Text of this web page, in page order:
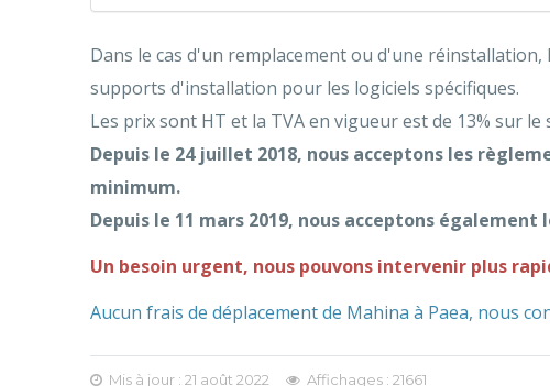
Dans le cas d'un remplacement ou d'une
supports d'installation pour les logiciels spécifiques.
Les prix sont HT et la TVA en vigueur est de 13% sur le
Depuis le 24 juillet 2018, nous acceptons les
minimum.
Depuis le 11 mars 2019, nous acceptons
Un besoin urgent, nous pouvons intervenir plus
Aucun frais de déplacement de Mahina à Paea, nous
Mis à jour : 21 août 2022 Affichages : 21661